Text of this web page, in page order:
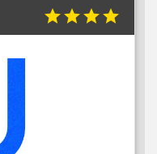
starstarstarstar